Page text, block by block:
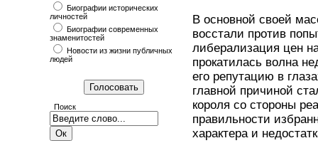
Биографии исторических
личностей
Биографии современных
знаменитостей
Новости из жизни публичных
людей
Поиск
В основной своей
восстали против
либерализация цен
прокатилась волна
его репутацию в
главной причиной
короля со стороны
правильности
характера и